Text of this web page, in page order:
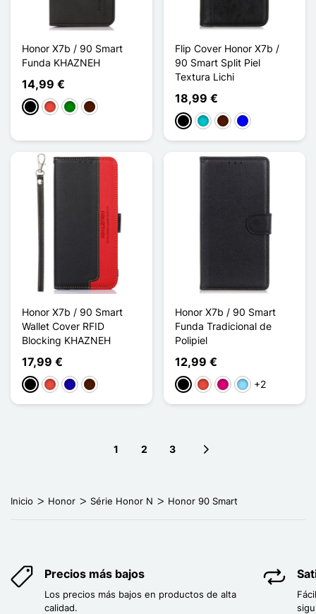
Honor X7b / 90 Smart
Funda KHAZNEH
14,99 €
NegroRojoVerdeMarrón oscuro
Flip Cover Honor X7b /
90 Smart Split Piel
Textura Lichi
18,99 €
NegroTurquesaMarrón oscuro
Azul
Honor X7b / 90 Smart
Wallet Cover RFID
Blocking KHAZNEH
17,99 €
NegroRojoAzul oscuro
Marrón oscuro
Honor X7b / 90 Smart
Funda Tradicional de
Polipiel
12,99 €
NegroRojoMagentaAzul claro
+2
1 2 3
Inicio Honor Série Honor N Honor 90 Smart
Precios más bajos
Los precios más bajos en productos de alta
calidad.